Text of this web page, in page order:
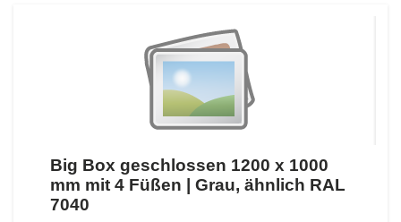
Big Box geschlossen 1200 x 1000
mm mit 4 Füßen | Grau, ähnlich RAL
7040